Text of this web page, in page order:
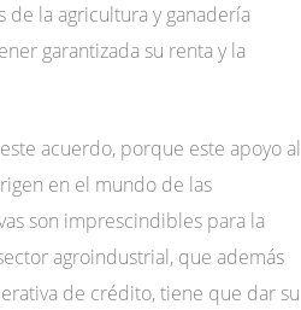
de la agricultura y ganadería
garantizada su renta y la
acuerdo, porque este apoyo al
en el mundo de las
son imprescindibles para la
agroindustrial, que además
de crédito, tiene que dar su